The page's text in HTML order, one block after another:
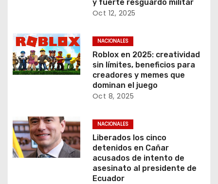
y fuerte resguardo militar
Oct 12, 2025
NACIONALES
Roblox en 2025: creatividad
sin límites, beneficios para
creadores y memes que
dominan el juego
Oct 8, 2025
NACIONALES
Liberados los cinco
detenidos en Cañar
acusados de intento de
asesinato al presidente de
Ecuador